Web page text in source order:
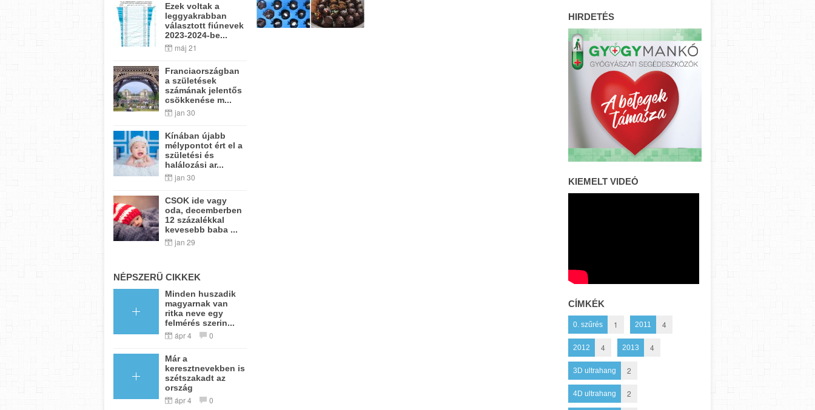
Ezek voltak a
leggyakrabban
választott fiúnevek
2023-2024-be...
máj 21
Franciaországban
a születések
számának jelentős
csökkenése m...
jan 30
Kínában újabb
mélypontot ért el a
születési és
halálozási ar...
jan 30
CSOK ide vagy
oda, decemberben
12 százalékkal
kevesebb baba ...
jan 29
NÉPSZERŰ CIKKEK
Minden huszadik
magyarnak van
ritka neve egy
felmérés szerin...
ápr 4 0
Már a
keresztnevekben is
szétszakadt az
ország
ápr 4 0
HIRDETÉS
KIEMELT VIDEÓ
CÍMKÉK
0. szűrés 1 2011 4
2012 4 2013 4
3D ultrahang 2
4D ultrahang 2